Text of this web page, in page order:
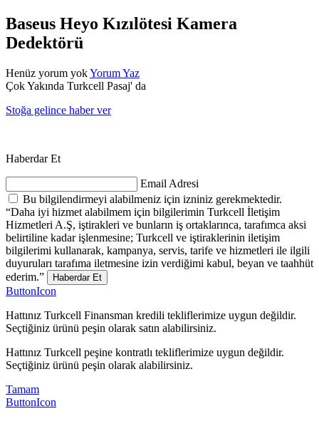
Baseus Heyo Kızılötesi Kamera
Dedektörü
Henüz yorum yokYorum Yaz
Çok Yakında Turkcell Pasaj' da
Stoğa gelince haber ver
Haberdar Et
Email Adresi
Bu bilgilendirmeyi alabilmeniz için izniniz gerekmektedir.
“Daha iyi hizmet alabilmem için bilgilerimin Turkcell İletişim
Hizmetleri A.Ş, iştirakleri ve bunların iş ortaklarınca, tarafımca aksi
belirtiline kadar işlenmesine; Turkcell ve iştiraklerinin iletişim
bilgilerimi kullanarak, kampanya, servis, tarife ve hizmetleri ile ilgili
duyuruları tarafıma iletmesine izin verdiğimi kabul, beyan ve taahhüt
ederim.”
Haberdar Et
ButtonIcon
Hattınız Turkcell Finansman kredili tekliflerimize uygun değildir.
Seçtiğiniz ürünü peşin olarak satın alabilirsiniz.
Hattınız Turkcell peşine kontratlı tekliflerimize uygun değildir.
Seçtiğiniz ürünü peşin olarak alabilirsiniz.
Tamam
ButtonIcon